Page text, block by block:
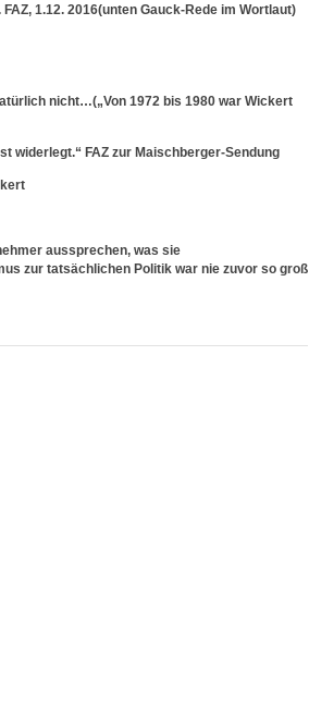
1.12. 2016(unten Gauck-Rede im Wortlaut)
nicht…(„Von 1972 bis 1980 war Wickert
widerlegt.“ FAZ zur Maischberger-Sendung
aussprechen, was sie
zur tatsächlichen Politik war nie zuvor so groß